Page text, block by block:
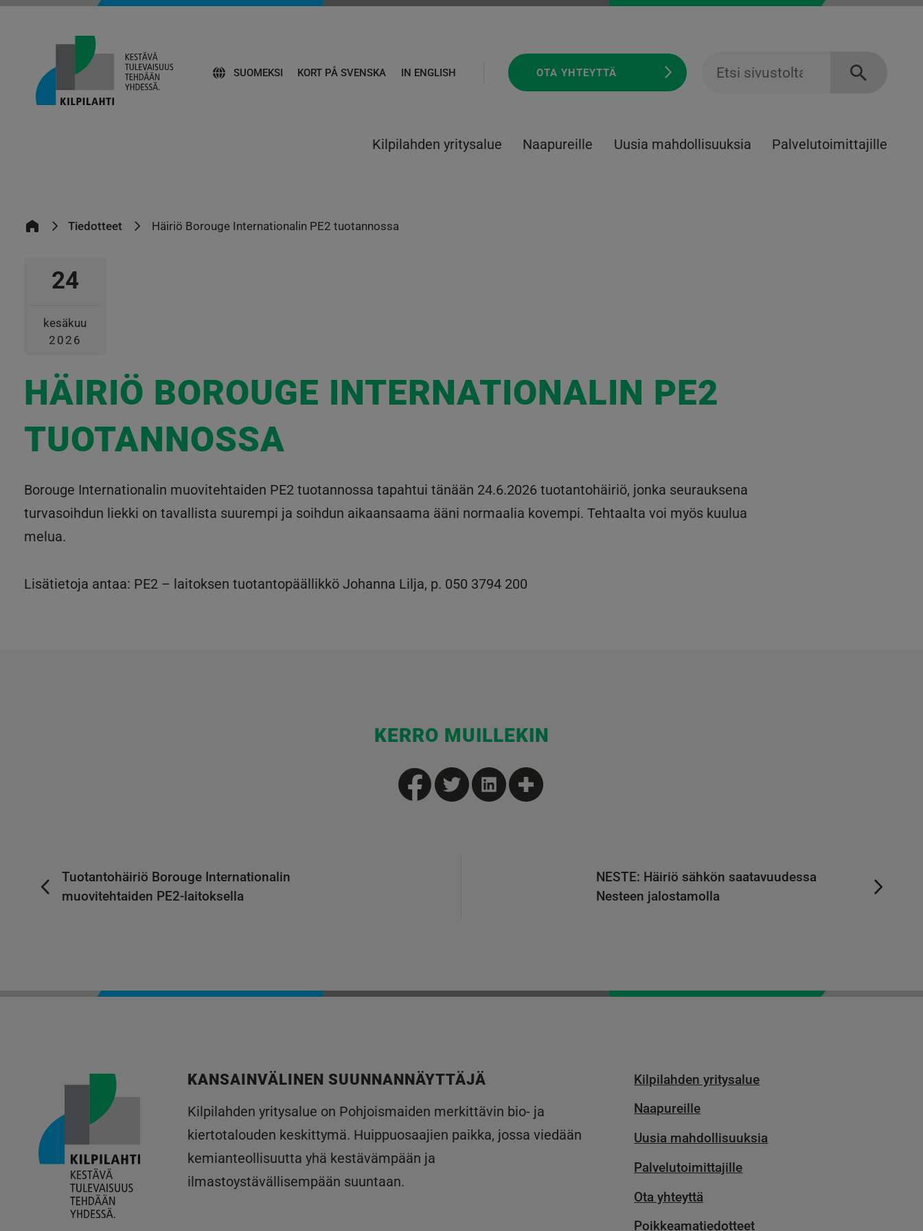
SUOMEKSI KORT PÅ SVENSKA IN ENGLISH OTA YHTEYTTÄ
Kilpilahden yritysalue Naapureille Uusia mahdollisuuksia Palvelu­toimittajille
Tiedotteet Häiriö Borouge Internationalin PE2 tuotannossa
24
kesäkuu
2026
HÄIRIÖ BOROUGE INTERNATIONALIN PE2
TUOTANNOSSA
Borouge Internationalin muovitehtaiden PE2 tuotannossa tapahtui tänään 24.6.2026 tuotantohäiriö, jonka seurauksena
turvasoihdun liekki on tavallista suurempi ja soihdun aikaansaama ääni normaalia kovempi. Tehtaalta voi myös kuulua
melua.
Lisätietoja antaa: PE2 – laitoksen tuotantopäällikkö Johanna Lilja, p. 050 3794 200
KERRO MUILLEKIN
Tuotantohäiriö Borouge Internationalin
muovitehtaiden PE2-laitoksella
NESTE: Häiriö sähkön saatavuudessa
Nesteen jalostamolla
KANSAINVÄLINEN SUUNNANNÄYTTÄJÄ
Kilpilahden yritysalue on Pohjoismaiden merkittävin bio- ja
kiertotalouden keskittymä. Huippuosaajien paikka, jossa viedään
kemianteollisuutta yhä kestävämpään ja
ilmastoystävällisempään suuntaan.
Kilpilahden yritysalue
Naapureille
Uusia mahdollisuuksia
Palvelu­toimittajille
Ota yhteyttä
Poikkeamatiedotteet